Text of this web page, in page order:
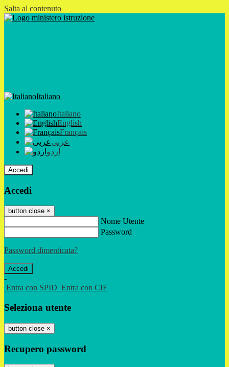
Salta al contenuto
Italiano
Italiano
English
Français
عربى
اردو
Accedi
Accedi
button close ×
Nome Utente
Password
Password dimenticata?
-
Entra con SPID Entra con CIE
Seleziona utente
button close ×
Recupero password